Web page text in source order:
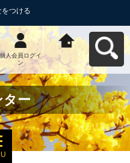
つける
個人会員ログイ
ン
座間市民活動サ
ポートセンタ
ー ざまっとへ
戻る
ター